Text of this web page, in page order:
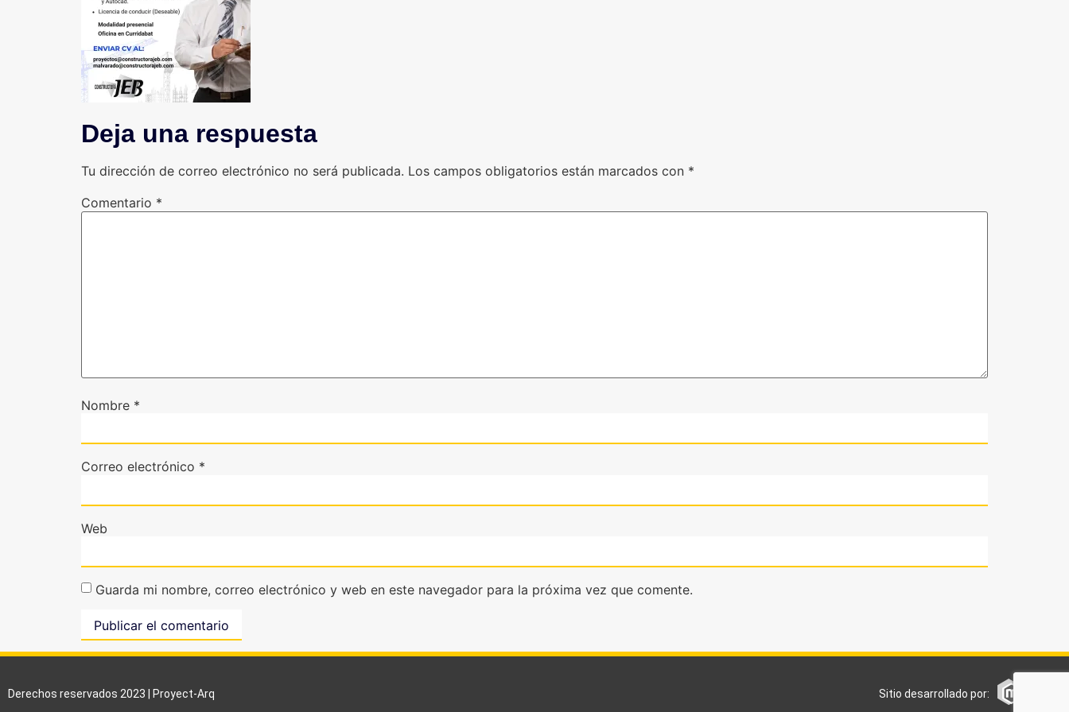
Deja una respuesta
Tu dirección de correo electrónico no será publicada. Los campos obligatorios están marcados con *
Comentario *
Nombre *
Correo electrónico *
Web
Guarda mi nombre, correo electrónico y web en este navegador para la próxima vez que comente.
Derechos reservados 2023 | Proyect-Arq Sitio desarrollado por: